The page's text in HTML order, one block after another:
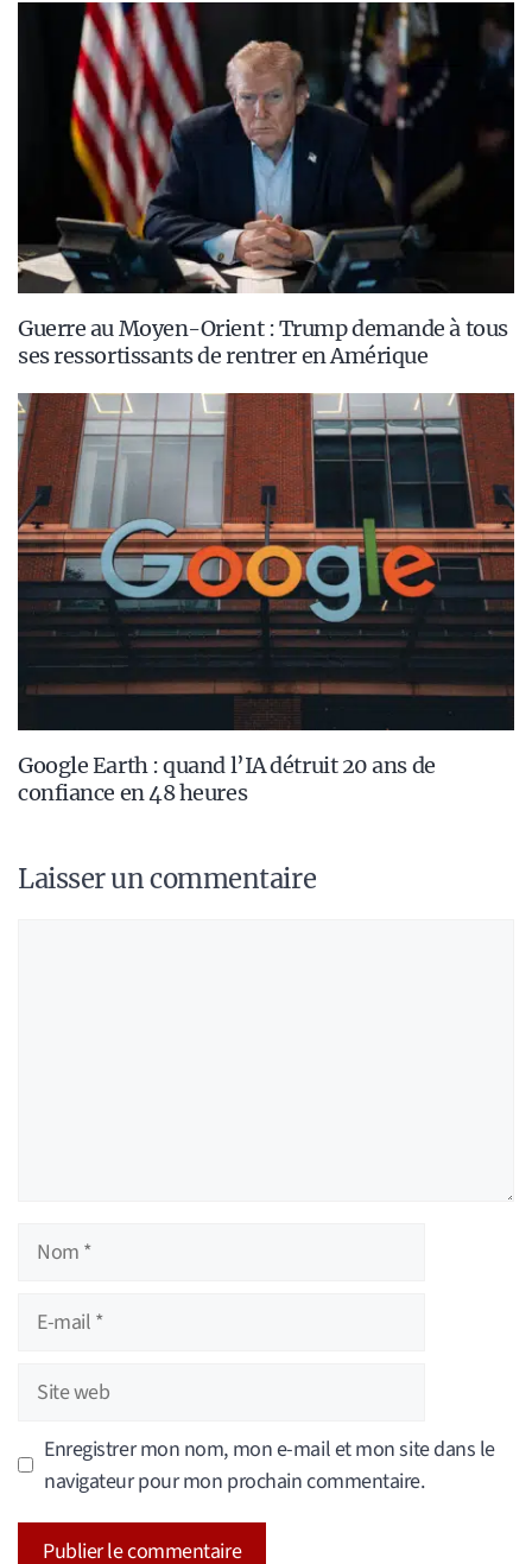
Guerre au Moyen-Orient : Trump demande à tous
ses ressortissants de rentrer en Amérique
Google Earth : quand l’IA détruit 20 ans de
confiance en 48 heures
Laisser un commentaire
Nom
Site
web
Enregistrer mon nom, mon e-mail et mon site dans le
navigateur pour mon prochain commentaire.